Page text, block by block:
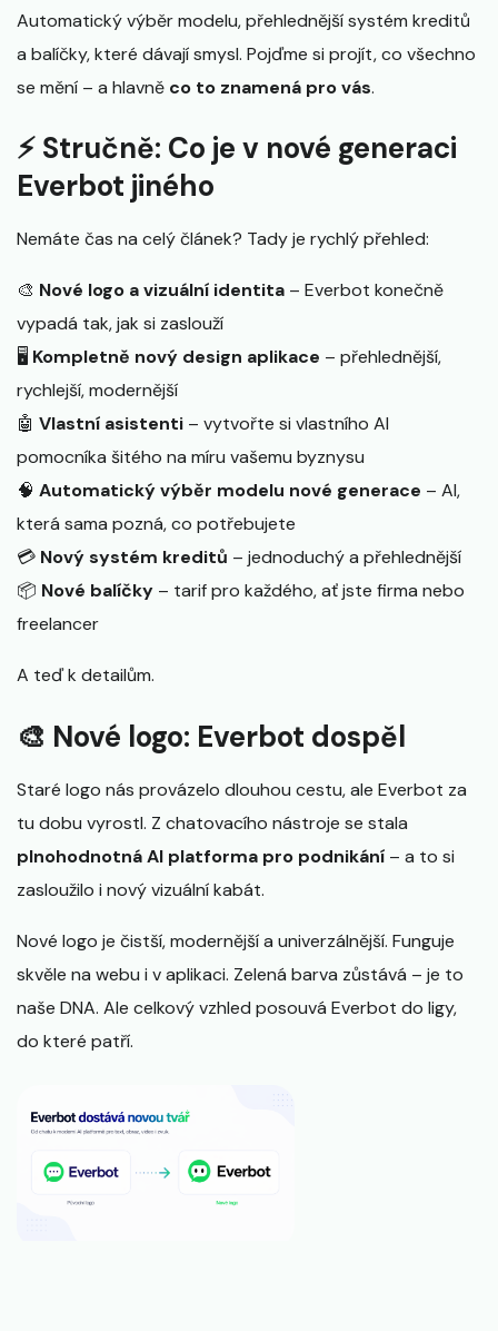
Automatický výběr modelu, přehlednější systém kreditů
a balíčky, které dávají smysl. Pojďme si projít, co všechno
se mění – a hlavně co to znamená pro vás.
⚡ Stručně: Co je v nové generaci
Everbot jiného
Nemáte čas na celý článek? Tady je rychlý přehled:
🎨 Nové logo a vizuální identita – Everbot konečně
vypadá tak, jak si zaslouží
🖥️ Kompletně nový design aplikace – přehlednější,
rychlejší, modernější
🤖 Vlastní asistenti – vytvořte si vlastního AI
pomocníka šitého na míru vašemu byznysu
🧠 Automatický výběr modelu nové generace – AI,
která sama pozná, co potřebujete
💳 Nový systém kreditů – jednoduchý a přehlednější
📦 Nové balíčky – tarif pro každého, ať jste firma nebo
freelancer
A teď k detailům.
🎨 Nové logo: Everbot dospěl
Staré logo nás provázelo dlouhou cestu, ale Everbot za
tu dobu vyrostl. Z chatovacího nástroje se stala
plnohodnotná AI platforma pro podnikání – a to si
zasloužilo i nový vizuální kabát.
Nové logo je čistší, modernější a univerzálnější. Funguje
skvěle na webu i v aplikaci. Zelená barva zůstává – je to
naše DNA. Ale celkový vzhled posouvá Everbot do ligy,
do které patří.